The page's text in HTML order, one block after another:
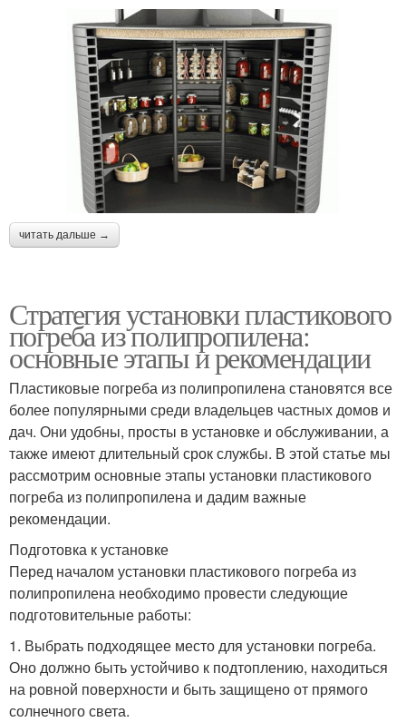
читать дальше →
Стратегия установки пластикового
погреба из полипропилена:
основные этапы и рекомендации
Пластиковые погреба из полипропилена становятся все
более популярными среди владельцев частных домов и
дач. Они удобны, просты в установке и обслуживании, а
также имеют длительный срок службы. В этой статье мы
рассмотрим основные этапы установки пластикового
погреба из полипропилена и дадим важные
рекомендации.
Подготовка к установке
Перед началом установки пластикового погреба из
полипропилена необходимо провести следующие
подготовительные работы:
1. Выбрать подходящее место для установки погреба.
Оно должно быть устойчиво к подтоплению, находиться
на ровной поверхности и быть защищено от прямого
солнечного света.